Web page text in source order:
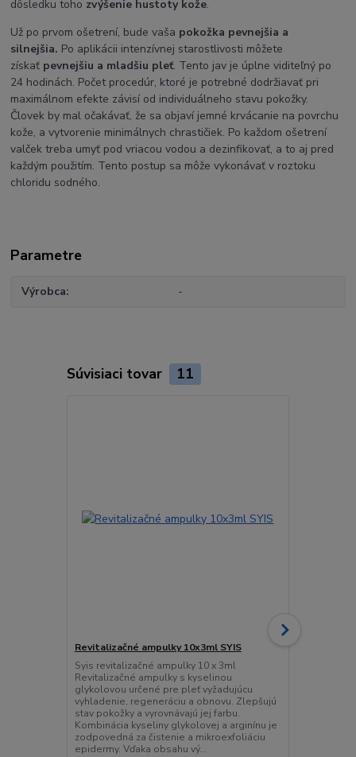
dôsledku toho zvýšenie hustoty kože.
Už po prvom ošetrení, bude vaša pokožka pevnejšia a
silnejšia. Po aplikácii intenzívnej starostlivosti môžete
získať pevnejšiu a mladšiu pleť. Tento jav je úplne viditeľný po
24 hodinách. Počet procedúr, ktoré je potrebné dodržiavať pri
maximálnom efekte závisí od individuálneho stavu pokožky.
Človek by mal očakávať, že sa objaví jemné krvácanie na povrchu
kože, a vytvorenie minimálnych chrastičiek. Po každom ošetrení
valček treba umyť pod vriacou vodou a dezinfikovať, a to aj pred
každým použitím. Tento postup sa môže vykonávať v roztoku
chloridu sodného.
Parametre
Výrobca -
Súvisiaci tovar 11
Revitalizačné ampulky 10x3ml SYIS
Syis revitalizačné ampulky 10 x 3ml
Revitalizačné ampulky s kyselinou
glykolovou určené pre pleť vyžadujúcu
vyhladenie, regeneráciu a obnovu. Zlepšujú
stav pokožky a vyrovnávajú jej farbu.
Kombinácia kyseliny glykolovej a arginínu je
zodpovedná za čistenie a mikroexfoliáciu
epidermy. Vďaka obsahu vý...